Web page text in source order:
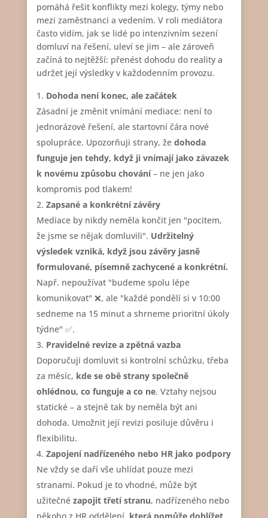
pomáhá řešit konflikty mezi kolegy, týmy nebo
mezi zaměstnanci a vedením. V roli mediátora
často vidím, jak se lidé po intenzivním sezení
domluví na řešení, uleví se jim – ale zároveň
začíná to nejtěžší: přenést dohodu do reality a
udržet její výsledky v každodenním provozu.
Dohoda není konec, ale začátek
Zásadní je změnit vnímání mediace: není to
jednorázové řešení, ale startovní čára nové
spolupráce. Upozorňuji strany, že dohoda
funguje jen tehdy, když ji vnímají jako závazek
k novému způsobu chování– ne jen jako
kompromis pod tlakem!
Zapsané a konkrétní závěry
Mediace by nikdy neměla končit jen "pocitem,
že jsme se nějak domluvili". Udržitelný
výsledek vzniká, když jsou závěry jasně
formulované, písemně zachycené a konkrétní.
Např. nepoužívat "budeme spolu lépe
komunikovat" ❌, ale "každé pondělí si v 10:00
sedneme na 15 minut a shrneme prioritní úkoly
týdne" ✅.
Pravidelné revize a zpětná vazba
Doporučuji domluvit si kontrolní schůzku, třeba
za měsíc, kde se obě strany společně
ohlédnou, co funguje a co ne. Vztahy nejsou
statické – a stejně tak by neměla být ani
dohoda. Umožnit její revizi posiluje důvěru i
flexibilitu.
Zapojení nadřízeného nebo HR jako podpory
Ne vždy se daří vše uhlídat pouze mezi
stranami. Pokud je to vhodné, může být
užitečné zapojit třetí stranu, nadřízeného nebo
někoho z HR oddělení, která pomůže dohlížet